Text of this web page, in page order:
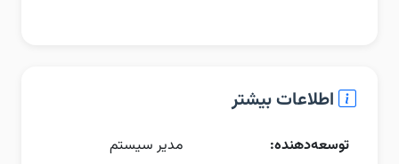
اطلاعات بیشتر
توسعه‌دهنده:
مدیر سیستم